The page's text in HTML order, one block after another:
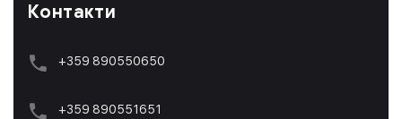
Контакти
+359 890550650
+359 890551651